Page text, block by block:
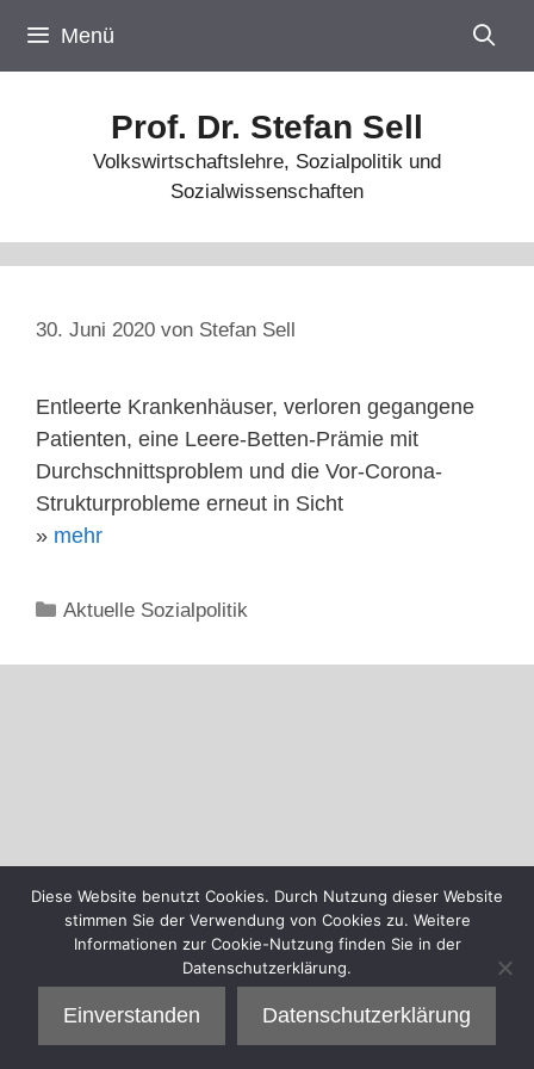
Inhalt
springen
Menü
Prof. Dr. Stefan Sell
Volkswirtschaftslehre, Sozialpolitik und
Sozialwissenschaften
30. Juni 2020 von Stefan Sell
Entleerte Krankenhäuser, verloren gegangene
Patienten, eine Leere-Betten-Prämie mit
Durchschnittsproblem und die Vor-Corona-
Strukturprobleme erneut in Sicht
» mehr
Kategorien
Aktuelle Sozialpolitik
Diese Website benutzt Cookies. Durch Nutzung dieser Website
stimmen Sie der Verwendung von Cookies zu. Weitere
Informationen zur Cookie-Nutzung finden Sie in der
Datenschutzerklärung.
Einverstanden Datenschutzerklärung